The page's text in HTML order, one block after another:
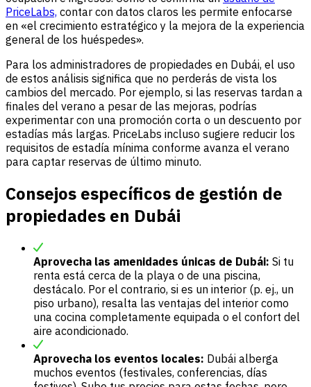
PriceLabs, contar con datos claros les permite enfocarse
en «el crecimiento estratégico y la mejora de la experiencia
general de los huéspedes».
Para los administradores de propiedades en Dubái, el uso
de estos análisis significa que no perderás de vista los
cambios del mercado. Por ejemplo, si las reservas tardan a
finales del verano a pesar de las mejoras, podrías
experimentar con una promoción corta o un descuento por
estadías más largas. PriceLabs incluso sugiere reducir los
requisitos de estadía mínima conforme avanza el verano
para captar reservas de último minuto.
Consejos específicos de gestión de
propiedades en Dubái
Aprovecha las amenidades únicas de Dubái: Si tu
renta está cerca de la playa o de una piscina,
destácalo. Por el contrario, si es un interior (p. ej., un
piso urbano), resalta las ventajas del interior como
una cocina completamente equipada o el confort del
aire acondicionado.
Aprovecha los eventos locales: Dubái alberga
muchos eventos (festivales, conferencias, días